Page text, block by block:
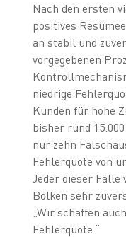
Nach den ersten
positives
an stabil und
vorgegebenen
niedrige
Kunden für hohe
bisher rund
nur zehn
Fehlerquote von
Jeder dieser Fälle
Bölken sehr
„Wir schaffen
Fehlerquote.“